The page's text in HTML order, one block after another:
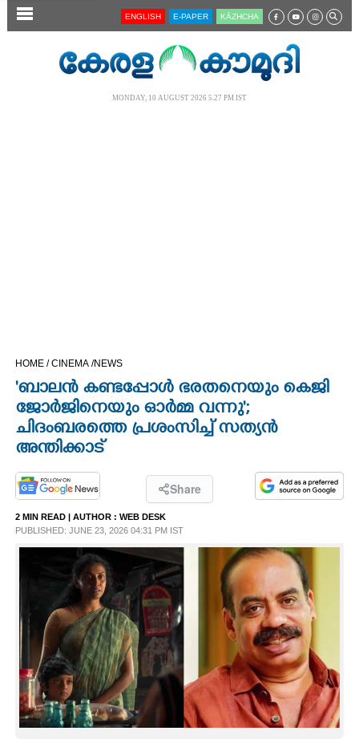
SECTIONS
OPINION
LIFESTYLE
ART
ASTRO
ENGLISH E-PAPER KĀZHCHA
MONDAY, 10 AUGUST 2026 5.27 PM IST
HOME /CINEMA /NEWS
'ബാലൻ കണ്ടപ്പോൾ ഭരതനെയും കെജി
ജോർജിനെയും ഓർമ്മ വന്നു';
ചിദംബരത്തെ പ്രശംസിച്ച് സത്യൻ
അന്തിക്കാട്
Share
2 MIN READ | AUTHOR : WEB DESK
PUBLISHED: JUNE 23, 2026 04:31 PM IST